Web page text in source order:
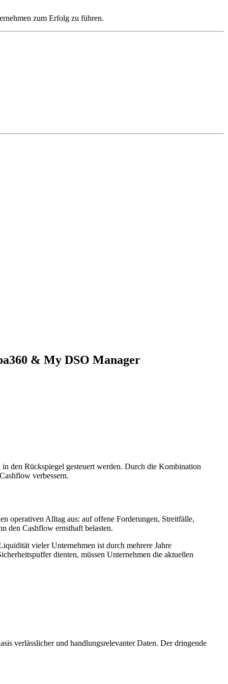
zum Erfolg zu führen.
& My DSO Manager
den Rückspiegel gesteuert werden. Durch die Kombination
verbessern.
operativen Alltag aus: auf offene Forderungen, Streitfälle,
den Cashflow ernsthaft belasten.
vieler Unternehmen ist durch mehrere Jahre
dienten, müssen Unternehmen die aktuellen
verlässlicher und handlungsrelevanter Daten. Der dringende